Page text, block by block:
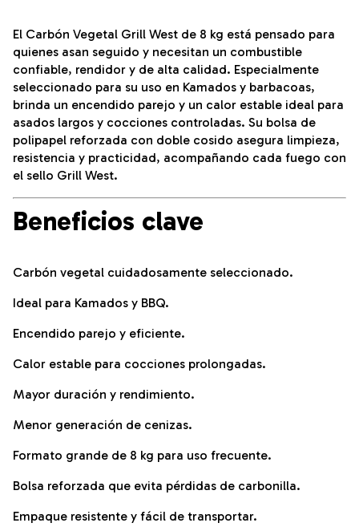
El Carbón Vegetal Grill West de 8 kg está pensado para
quienes asan seguido y necesitan un combustible
confiable, rendidor y de alta calidad. Especialmente
seleccionado para su uso en Kamados y barbacoas,
brinda un encendido parejo y un calor estable ideal para
asados largos y cocciones controladas. Su bolsa de
polipapel reforzada con doble cosido asegura limpieza,
resistencia y practicidad, acompañando cada fuego con
el sello Grill West.
Beneficios clave
Carbón vegetal cuidadosamente seleccionado.
Ideal para Kamados y BBQ.
Encendido parejo y eficiente.
Calor estable para cocciones prolongadas.
Mayor duración y rendimiento.
Menor generación de cenizas.
Formato grande de 8 kg para uso frecuente.
Bolsa reforzada que evita pérdidas de carbonilla.
Empaque resistente y fácil de transportar.